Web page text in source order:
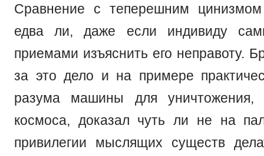
Сравнение с теперешним
едва ли, даже если индивиду
приемами изъяснить его неправоту.
за это дело и на примере
разума машины для уничтожения,
космоса, доказал чуть ли не на
привилегии мыслящих существ